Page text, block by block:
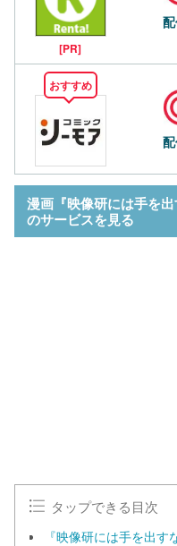
[PR]
おすすめ
漫画『映像研には手を
のサービスを見る
タップできる目次
『映像研には手を出